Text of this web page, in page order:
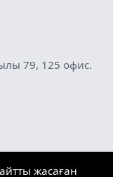
79, 125 офис.
жасаған